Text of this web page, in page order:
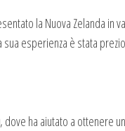
la Nuova Zelanda in
sua esperienza è stata
ha aiutato a ottenere